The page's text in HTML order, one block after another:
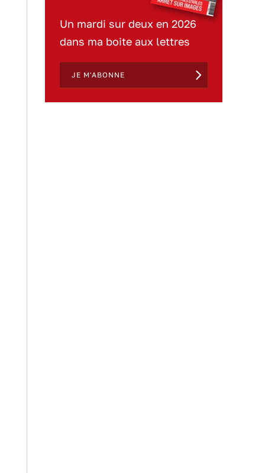
Un mardi sur deux en 2026
dans ma boite aux lettres
JE M'ABONNE